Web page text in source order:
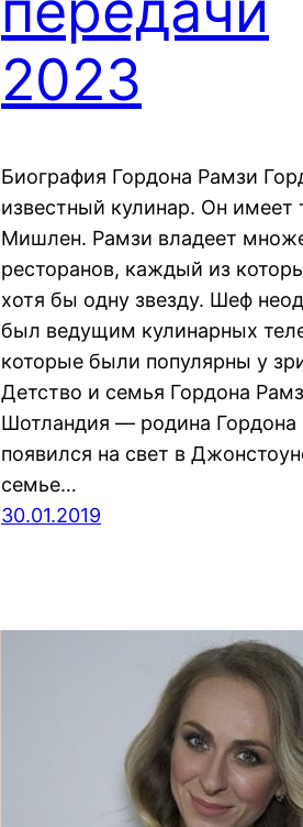
2023
Биография Гордона Рамзи
известный кулинар. Он имеет
Мишлен. Рамзи владеет
ресторанов, каждый из
хотя бы одну звезду. Шеф
был ведущим кулинарных
которые были популярны у
Детство и семья Гордона
Шотландия — родина Гордона
появился на свет в
семье…
30.01.2019